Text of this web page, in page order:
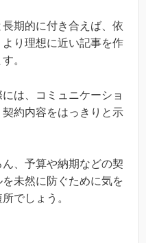
期的に付き合えば、依
り理想に近い記事を作
。
は、コミュニケーショ
約内容をはっきりと示
、予算や納期などの契
未然に防ぐために気を
でしょう。